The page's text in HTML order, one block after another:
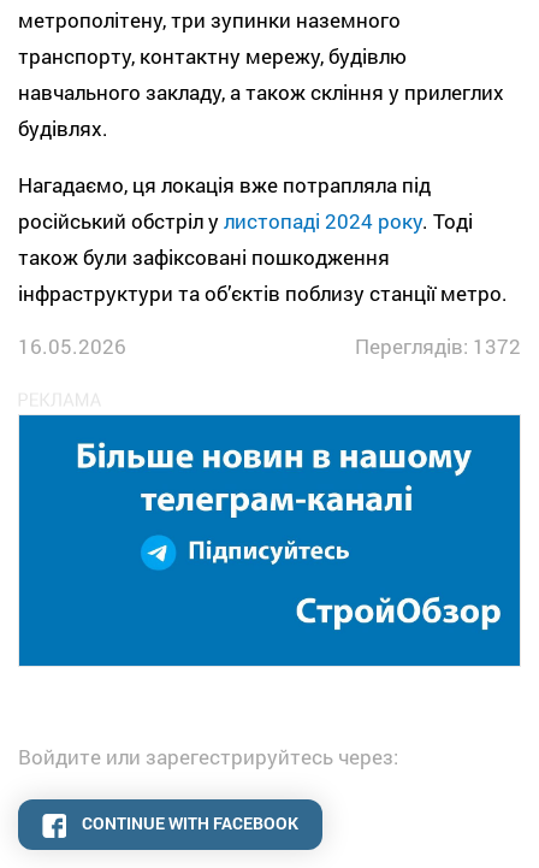
метрополітену, три зупинки наземного
транспорту, контактну мережу, будівлю
навчального закладу, а також скління у прилеглих
будівлях.
Нагадаємо, ця локація вже потрапляла під
російський обстріл улистопаді 2024 року. Тоді
також були зафіксовані пошкодження
інфраструктури та об’єктів поблизу станції метро.
16.05.2026
Переглядів: 1372
Войдите или зарегестрируйтесь через:
CONTINUE WITH FACEBOOK